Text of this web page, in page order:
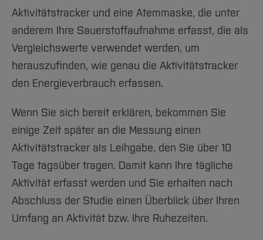
Aktivitätstracker und eine Atemmaske, die unter
anderem Ihre Sauerstoffaufnahme erfasst, die als
Vergleichswerte verwendet werden, um
herauszufinden, wie genau die Aktivitätstracker
den Energieverbrauch erfassen.
Wenn Sie sich bereit erklären, bekommen Sie
einige Zeit später an die Messung einen
Aktivitätstracker als Leihgabe, den Sie über 10
Tage tagsüber tragen. Damit kann Ihre tägliche
Aktivität erfasst werden und Sie erhalten nach
Abschluss der Studie einen Überblick über Ihren
Umfang an Aktivität bzw. Ihre Ruhezeiten.